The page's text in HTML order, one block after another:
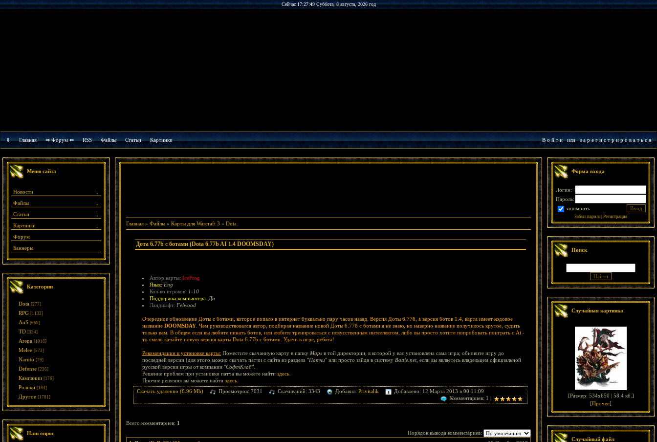
Сейчас 17:27:49 Суббота, 8 августа, 2026 год
⇓ Главная ⇒ Форум ⇐ RSS Файлы Cтатьи Картинки В о й т иилиз а р е г и с т р и р о в а т ь с я
Меню сайта
↓
Новости
↓
Файлы
↓
Статьи
↓
Картинки
Форум
Баннеры
Категории
Dota [277]
RPG [1133]
AoS [669]
TD [334]
Arena [1018]
Melee [573]
Naruto [79]
Defense [236]
Кампании [176]
Ролики [184]
Другое [1781]
Наш опрос
Главная » Файлы » Карты для Warcraft 3 » Dota
Дота 6.77b с ботами (Dota 6.77b AI 1.4 DOOMSDAY)
Автор карты: IceFrog
Язык: Eng
Кол-во игроков: 1-10
Поддержка компьютера: Да
Ландшафт: Felwood
Очередное обновление Доты с ботами, которое попало в интернет буквально пару часов назад. Версия Доты 6.77б, а версия ботов 1.4, карта имеет кодовое
название DOOMSDAY . Чем руководствовался автор, подбирая название новой Доты 6.77б с ботами я не знаю, но наверно название получилось крутое, судить
только вам. В общем если вы любите пинать ботов, или любите тренироваться с искусственным интеллектом, либо вы просто хотите попробовать поиграть с Ai -
то смело качайте новую версия карты Dota 6.77b с ботами. Удачи в игре, ребята!
Рекомендации к установке карты: Поместите скачанную карту в папку Maps в той директории, в которой у вас установлена сама игра; обновите игру до
последней версии (для этого можно скачать патчи с сайта из раздела "Патчи" или просто зайдя в систему Battle.net , если вы являетесь владельцем официальной
русской версии игры от компании "СофтКлаб".
Решение проблем при установки патча вы можете найти здесь
Прочие решения вы можете найти здесь
Скачать удаленно (6.96 Mb)
Просмотров: 7031 Скачиваний: 3343 Добавил: Privitalik
Добавлено: 12 Марта 2013 в 00:11:09
Комментариев: 1 |
Всего комментариев: 1
Порядок вывода комментариев:
Форма входа
Логин:
Пароль:
запомнить
Забыл пароль Регистрация
Поиск
Случайная картинка
[Размер: 534x650 | 58.4 кб. ]
[Прочее]
Случайный файл